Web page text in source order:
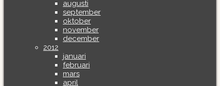
augusti
september
oktober
november
december
2012
januari
februari
mars
april